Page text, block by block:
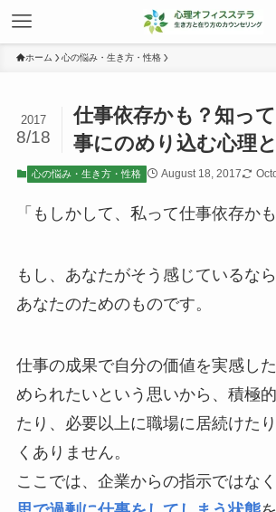
ホーム 心の悩み・生き方・性格
仕事依存かも？知っ
事にのめり込む心理
2017
8/18
心の悩み・生き方・性格 August 18, 2017
「もしかして、私って仕事依存かも
もし、あなたがそう感じているな
あなたのためのものです。
仕事の成果で自分の価値を実感し
められたいという思いから、積極
たり、必要以上に職場に居続けた
くありません。
ここでは、企業からの指示ではなく